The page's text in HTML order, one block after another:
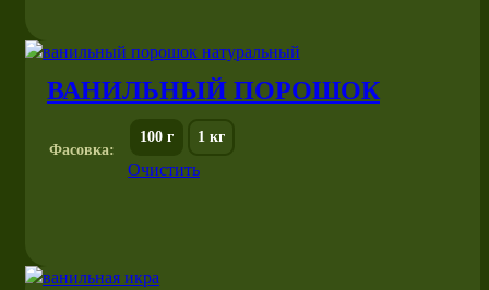
ВАНИЛЬНЫЙ ПОРОШОК
Фасовка:
100 г 1 кг
Очистить